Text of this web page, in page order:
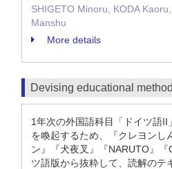
SHIGETO Minoru, KODA
Manshu
More details
Devising educational
1年次の外国語科目「ドイツ語
を喚起するため、『クレヨンし
ン』『犬夜叉』『NARUTO』
ツ語版から抜粋して、読解のテ